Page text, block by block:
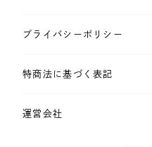
プライバシーポリシー
特商法に基づく表記
運営会社